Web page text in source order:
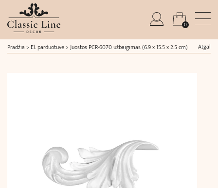
0
Pradžia > El. parduotuvė>Juostos PCR-6070 užbaigimas (6.9 x 15.5 x 2.5 cm) Atgal